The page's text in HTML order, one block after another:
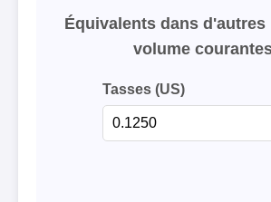
Équivalents dans d'autres
volume
Tasses (US)